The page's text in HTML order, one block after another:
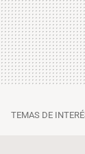
TEMAS DE